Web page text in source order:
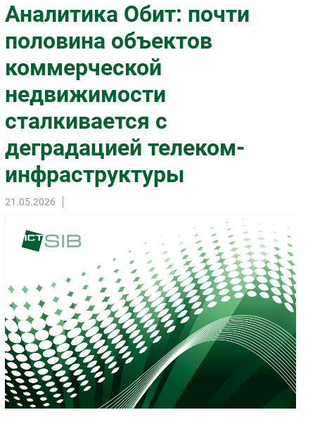
Импорто­замещение
Автоматизация Промышленности
Интернет
Мобильная связь
Фиксированная связь
Интеграция
Рынок ПК
Маркетинг
Торговые сети
Оборудование
Outsourcing
Регулирование
Финансы
Web
Безопасность
Инновации
CIO/Управление ИТ
Гаджеты
Аналитика Обит: почти
половина объектов
коммерческой
недвижимости
сталкивается с
деградацией телеком-
инфраструктуры
21.05.2026